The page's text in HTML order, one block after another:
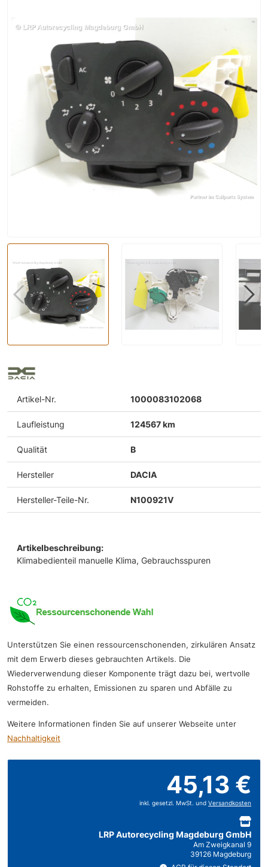
Artikel-Nr. 1000083102068
Laufleistung 124567 km
Qualität B
Hersteller DACIA
Hersteller-Teile-Nr. N100921V
Artikelbeschreibung:
Klimabedienteil manuelle Klima, Gebrauchsspuren
Unterstützen Sie einen ressourcenschonenden, zirkulären Ansatz
mit dem Erwerb dieses gebrauchten Artikels. Die
Wiederverwendung dieser Komponente trägt dazu bei, wertvolle
Rohstoffe zu erhalten, Emissionen zu sparen und Abfälle zu
vermeiden.
Weitere Informationen finden Sie auf unserer Webseite unter
Nachhaltigkeit
45,13 €
inkl. gesetzl. MwSt. und Versandkosten
LRP Autorecycling Magdeburg GmbH
Am Zweigkanal 9
39126 Magdeburg